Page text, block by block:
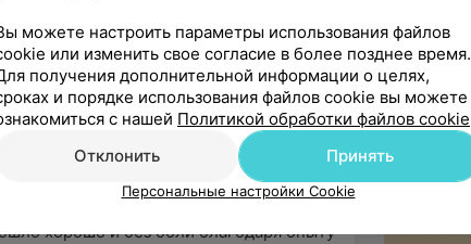
боялся делать ФГДС. Но благодаря
прошла довольн...
Гастроэнтерология
хорошо и без боли благодаря опыту
можете настроить параметры использования файлов
или изменить свое согласие в более позднее время.
получения дополнительной информации о целях,
и порядке использования файлов cookie вы можете
с нашей Политикой обработки файлов cookie
Отклонить
Принять
Персональные настройки Cookie